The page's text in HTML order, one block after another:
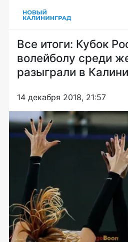
Все итоги: Кубок
волейболу среди
разыграли в
14 декабря 2018, 21:57